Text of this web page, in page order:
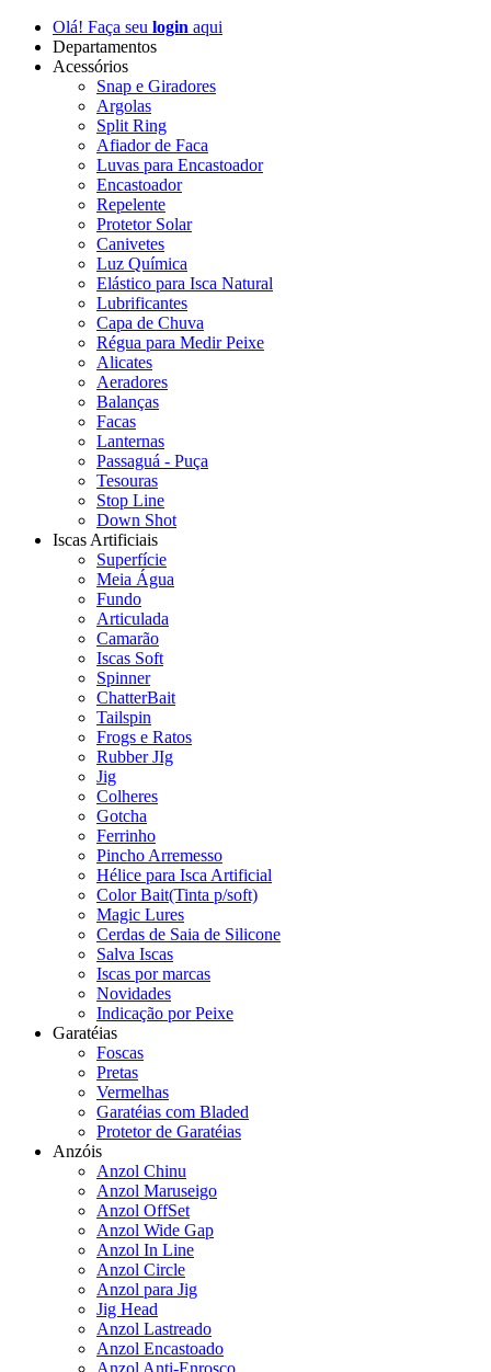
Olá! Faça seu login aqui
Departamentos
Acessórios
Snap e Giradores
Argolas
Split Ring
Afiador de Faca
Luvas para Encastoador
Encastoador
Repelente
Protetor Solar
Canivetes
Luz Química
Elástico para Isca Natural
Lubrificantes
Capa de Chuva
Régua para Medir Peixe
Alicates
Aeradores
Balanças
Facas
Lanternas
Passaguá - Puça
Tesouras
Stop Line
Down Shot
Iscas Artificiais
Superfície
Meia Água
Fundo
Articulada
Camarão
Iscas Soft
Spinner
ChatterBait
Tailspin
Frogs e Ratos
Rubber JIg
Jig
Colheres
Gotcha
Ferrinho
Pincho Arremesso
Hélice para Isca Artificial
Color Bait(Tinta p/soft)
Magic Lures
Cerdas de Saia de Silicone
Salva Iscas
Iscas por marcas
Novidades
Indicação por Peixe
Garatéias
Foscas
Pretas
Vermelhas
Garatéias com Bladed
Protetor de Garatéias
Anzóis
Anzol Chinu
Anzol Maruseigo
Anzol OffSet
Anzol Wide Gap
Anzol In Line
Anzol Circle
Anzol para Jig
Jig Head
Anzol Lastreado
Anzol Encastoado
Anzol Anti-Enrosco